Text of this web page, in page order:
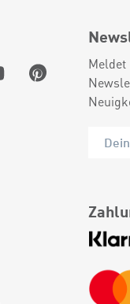
Meldet